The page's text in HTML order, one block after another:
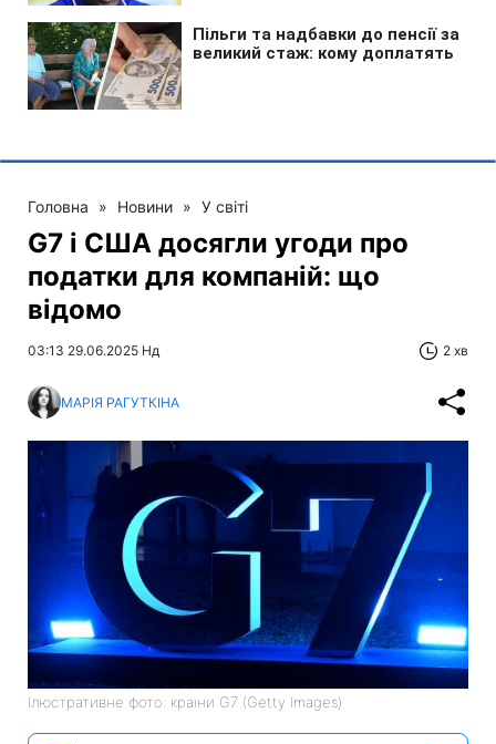
Головна » Новини » У світі
G7 і США досягли угоди про
податки для компаній: що
відомо
03:13 29.06.2025 Нд 2 хв
МАРІЯ РАГУТКІНА
Ілюстративне фото: країни G7 (Getty Images)